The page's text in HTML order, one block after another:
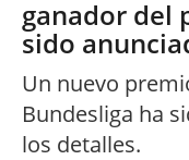
ganador del
sido
Un nuevo
Bundesliga ha
los detalles.